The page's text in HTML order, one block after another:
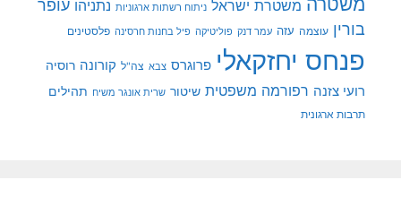
משטרת ישראל ניתוח רשתות ארגוניות נתניהו עופר
בורין עוצמה עזה עמר דנק פוליטיקה פיל בחנות חרסינה פלסטינים
פנחס יחזקאלי פרוגרס צבא צה"ל קורונה רוסיה
רועי צזנה רפורמה משפטית שיטור שרית אונגר משיח תהילים
תרבות ארגונית